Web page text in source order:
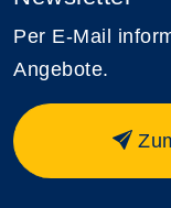
Per E-Mail
Angebote.